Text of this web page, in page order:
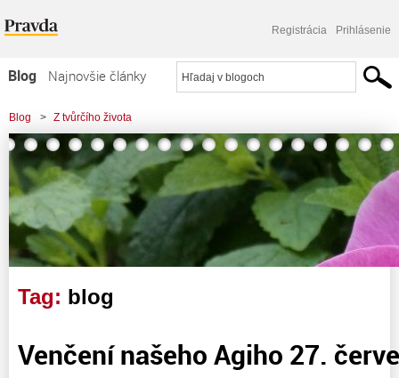
Registrácia Prihlásenie
Blog
Najnovšie články
Najčítanejšie články
Najkomentovanejšie články
Zoznam blogov
Komerčné blogy
Blog > Z tvůrčího života
Tag: blog
Venčení našeho Agiho 27.